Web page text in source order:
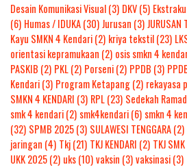
Desain Komunikasi Visual(3) DKV(5)
(6) Humas / IDUKA(30)Jurusan (3)JURUSAN
Kayu SMKN 4 Kendari(2) kriya tekstil(23)
orientasi kepramukaan (2) osis smkn 4
PASKIB (2) PKL(2) Porseni(2) PPDB (3)
Kendari(3) Program Ketapang(2) rekayasa
SMKN 4 KENDARI (3) RPL(23) Sedekah
smk 4 kendari(2) smk4kendari(6) smkn 4
(32) SPMB 2025(3) SULAWESI TENGGARA(2)
jaringan (4) Tkj(21) TKJ KENDARI (2) TKJ
UKK 2025(2) uks(10)vaksin (3)vaksinasi(3)